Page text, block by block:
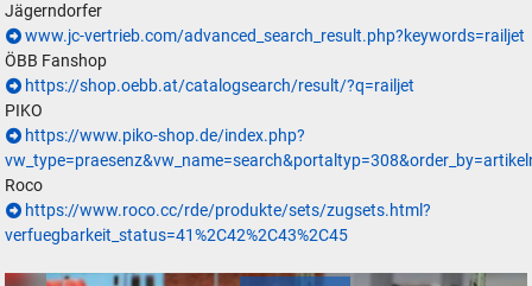
Jägerndorfer
www.jc-vertrieb.com/advanced_search_result.php?keywords=railjet
ÖBB Fanshop
https://shop.oebb.at/catalogsearch/result/?q=railjet
PIKO
https://www.piko-shop.de/index.php?
Roco
https://www.roco.cc/rde/produkte/sets/zugsets.html?
verfuegbarkeit_status=41%2C42%2C43%2C45